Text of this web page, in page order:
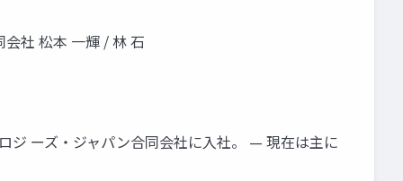
社 松本 一輝 / 林 石
ジ ーズ・ジャパン合同会社に入社。 — 現在は主に